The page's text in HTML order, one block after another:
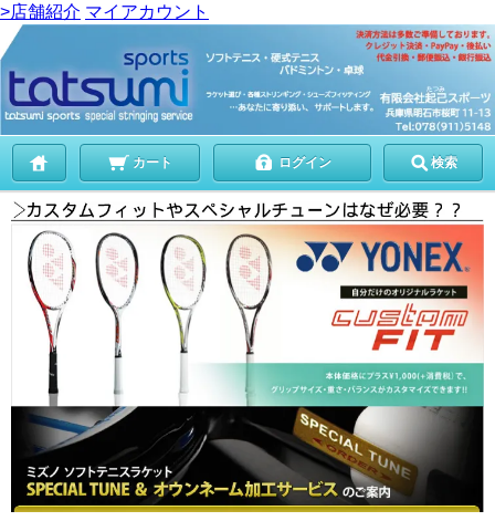
>店舗紹介 マイアカウント
カート ログイン 検索